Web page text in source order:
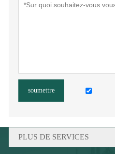
soumettre
PLUS DE SERVICES